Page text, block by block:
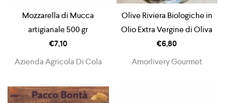
Mozzarella di Mucca
artigianale 500 gr
€7,10
Azienda Agricola Di Cola
Olive Riviera Biologiche in
Olio Extra Vergine di Oliva
€6,80
Amorlivery Gourmet